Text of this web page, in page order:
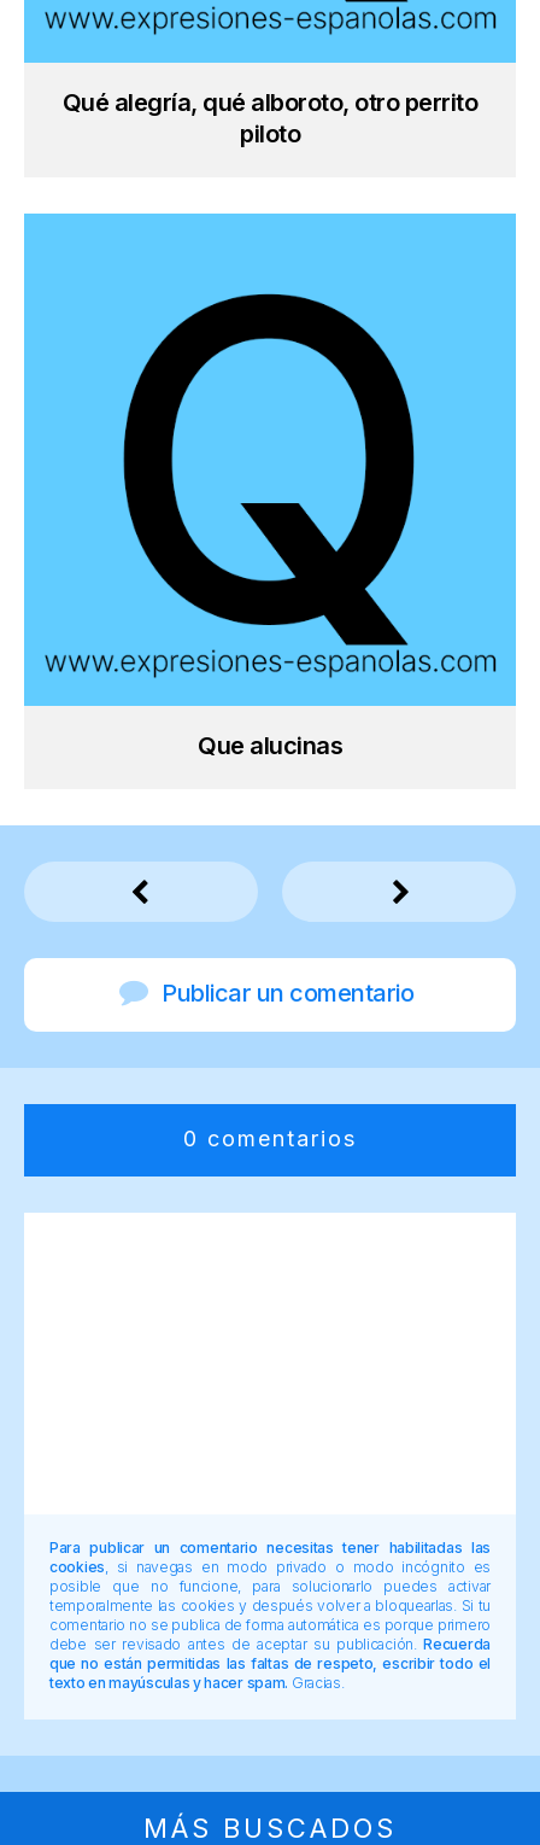
Qué alegría, qué alboroto, otro perrito
piloto
Que alucinas
Publicar un comentario
0 comentarios
Para publicar un comentario necesitas tener habilitadas las
cookies , si navegas en modo privado o modo incógnito es
posible que no funcione, para solucionarlo puedes activar
temporalmente las cookies y después volver a bloquearlas. Si tu
comentario no se publica de forma automática es porque primero
debe ser revisado antes de aceptar su publicación.Recuerda
que no están permitidas las faltas de respeto, escribir todo el
texto en mayúsculas y hacer spam. Gracias.
MÁS BUSCADOS